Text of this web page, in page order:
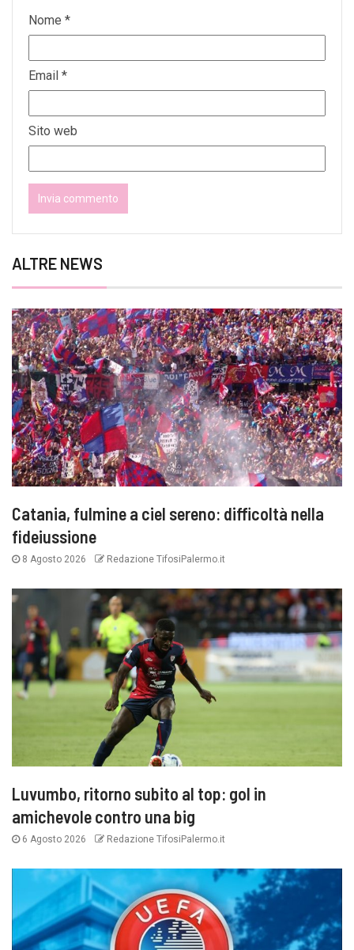
Nome *
Email *
Sito web
ALTRE NEWS
Catania, fulmine a ciel sereno: difficoltà nella
fideiussione
8 Agosto 2026 Redazione TifosiPalermo.it
Luvumbo, ritorno subito al top: gol in
amichevole contro una big
6 Agosto 2026 Redazione TifosiPalermo.it